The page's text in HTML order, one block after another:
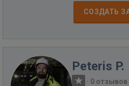
СОЗДАТЬ
Peteris P.
· 0 отзывов